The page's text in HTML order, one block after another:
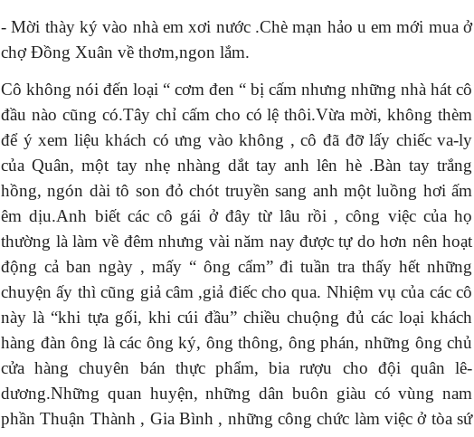
- Mời thày ký vào nhà em xơi nước .Chè mạn hảo u em mới mua ở
chợ Đồng Xuân về thơm,ngon lắm.
Cô không nói đến loại “ cơm đen “ bị cấm nhưng những nhà hát cô
đầu nào cũng có.Tây chỉ cấm cho có lệ thôi.Vừa mời, không thèm
để ý xem liệu khách có ưng vào không , cô đã đỡ lấy chiếc va-ly
của Quân, một tay nhẹ nhàng dắt tay anh lên hè .Bàn tay trắng
hồng, ngón dài tô son đỏ chót truyền sang anh một luồng hơi ấm
êm dịu.Anh biết các cô gái ở đây từ lâu rồi , công việc của họ
thường là làm về đêm nhưng vài năm nay được tự do hơn nên hoạt
động cả ban ngày , mấy “ ông cẩm” đi tuần tra thấy hết những
chuyện ấy thì cũng giả câm ,giả điếc cho qua. Nhiệm vụ của các cô
này là “khi tựa gối, khi cúi đầu” chiều chuộng đủ các loại khách
hàng đàn ông là các ông ký, ông thông, ông phán, những ông chủ
cửa hàng chuyên bán thực phẩm, bia rượu cho đội quân lê-
dương.Những quan huyện, những dân buôn giàu có vùng nam
phần Thuận Thành , Gia Bình , những công chức làm việc ở tòa sứ